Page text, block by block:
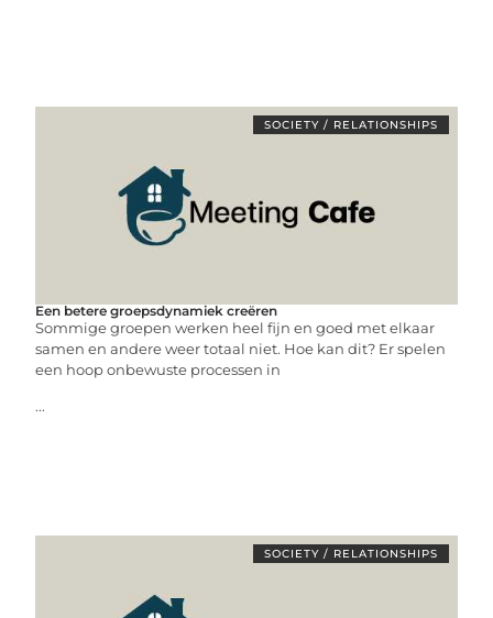
SOCIETY / RELATIONSHIPS
Een betere groepsdynamiek creëren
Sommige groepen werken heel fijn en goed met elkaar
samen en andere weer totaal niet. Hoe kan dit? Er spelen
een hoop onbewuste processen in
...
SOCIETY / RELATIONSHIPS